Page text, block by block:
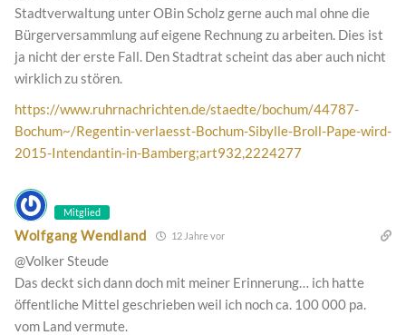
Stadtverwaltung unter OBin Scholz gerne auch mal ohne die
Bürgerversammlung auf eigene Rechnung zu arbeiten. Dies ist
ja nicht der erste Fall. Den Stadtrat scheint das aber auch nicht
wirklich zu stören.
https://www.ruhrnachrichten.de/staedte/bochum/44787-
Bochum~/Regentin-verlaesst-Bochum-Sibylle-Broll-Pape-wird-
2015-Intendantin-in-Bamberg;art932,2224277
Mitglied
Wolfgang Wendland 12 Jahre vor
@Volker Steude
Das deckt sich dann doch mit meiner Erinnerung… ich hatte
öffentliche Mittel geschrieben weil ich noch ca. 100 000 pa.
vom Land vermute.